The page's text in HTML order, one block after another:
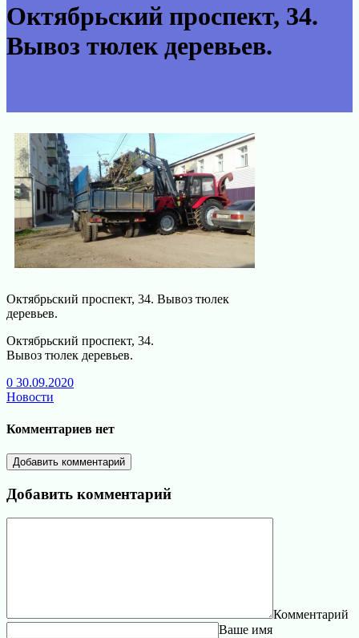
Октябрьский проспект, 34.
Вывоз тюлек деревьев.
Октябрьский проспект, 34. Вывоз тюлек
деревьев.
Октябрьский проспект, 34.
Вывоз тюлек деревьев.
0 30.09.2020
Новости
Комментариев нет
Добавить комментарий
Добавить комментарий
Комментарий
Ваше имя